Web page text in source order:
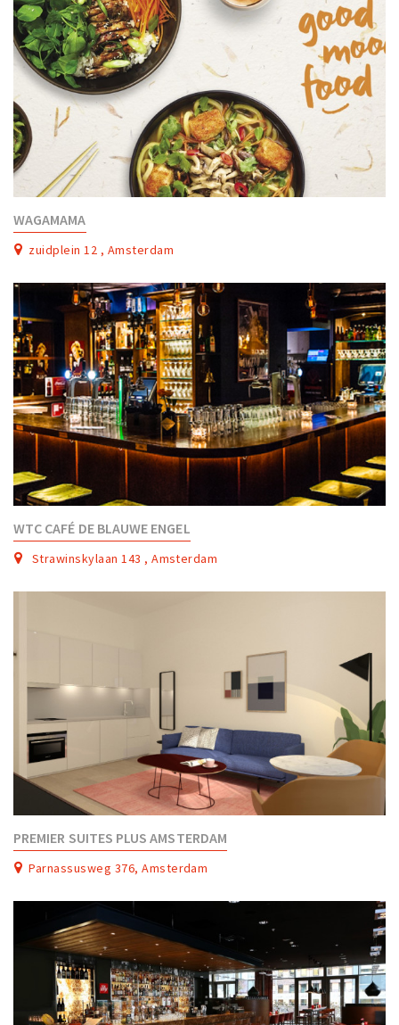
WAGAMAMA
zuidplein 12 , Amsterdam
WTC CAFÉ DE BLAUWE ENGEL
Strawinskylaan 143 , Amsterdam
PREMIER SUITES PLUS AMSTERDAM
Parnassusweg 376, Amsterdam